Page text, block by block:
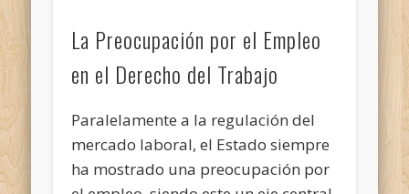
La Preocupación por el Empleo
en el Derecho del Trabajo
Paralelamente a la regulación del
mercado laboral, el Estado siempre
ha mostrado una preocupación por